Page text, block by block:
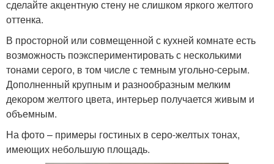
сделайте акцентную стену не слишком яркого желтого
оттенка.
В просторной или совмещенной с кухней комнате есть
возможность поэкспериментировать с несколькими
тонами серого, в том числе с темным угольно-серым.
Дополненный крупным и разнообразным мелким
декором желтого цвета, интерьер получается живым и
объемным.
На фото – примеры гостиных в серо-желтых тонах,
имеющих небольшую площадь.